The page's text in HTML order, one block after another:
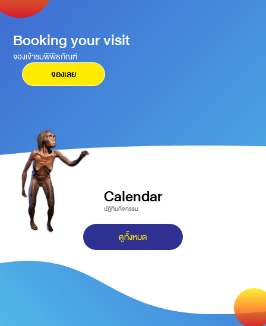
Booking your visit
จองเข้าชมพิพิธภัณฑ์
จองเลย
Calendar
ปฏิทินกิจกรรม
ดูทั้งหมด